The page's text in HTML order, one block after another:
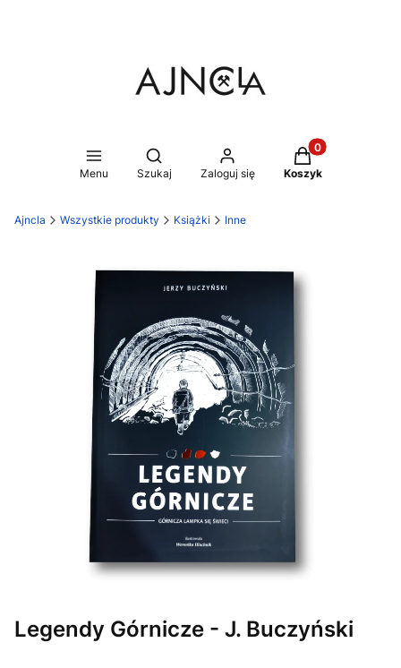
Menu
Otwórz wyszukiwarkę
Szukaj Zaloguj się
Produkty w
Koszyk
Ajncla Wszystkie produkty Książki Inne
Legendy Górnicze - J. Buczyński